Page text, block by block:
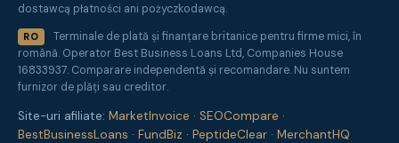
dostawcą płatności ani pożyczkodawcą.
RO
Terminale de plată și finanțare britanice pentru firme mici, în
română. Operator Best Business Loans Ltd, Companies House
16833937. Comparare independentă și recomandare. Nu suntem
furnizor de plăți sau creditor.
Site-uri afiliate: MarketInvoice · SEOCompare ·
BestBusinessLoans · FundBiz · PeptideClear · MerchantHQ